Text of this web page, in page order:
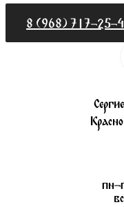
8 (968) 717-25-
пн-